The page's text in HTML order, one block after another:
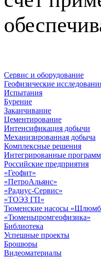
Сервис и оборудование
Геофизические
Испытания
Бурение
Заканчивание
Цементирование
Интенсификация добычи
Механизированная добыча
Комплексные решения
Интегрированные
Российские предприятия
«Геофит»
«ПетроАльянс»
«Радиус-Сервис»
«ТОЭЗ ГП»
Тюменские насосы
«Тюменьпромгеофизика»
Библиотека
Успешные проекты
Брошюры
Видеоматериалы